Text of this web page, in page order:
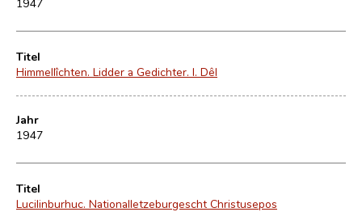
Titel
Himmellîchten. Lidder a Gedichter. I. Dêl
Jahr
1947
Titel
Lucilinburhuc. Nationalletzeburgescht Christusepos